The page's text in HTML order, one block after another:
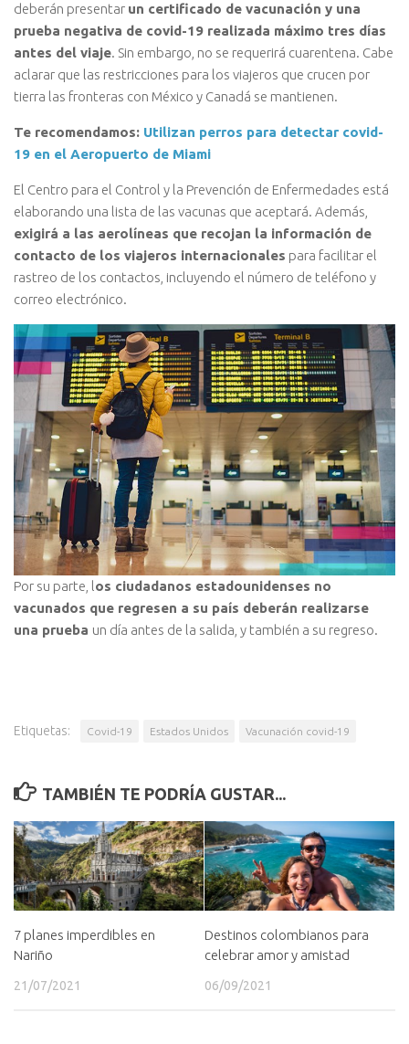
deberán presentar un certificado de vacunación y una
prueba negativa de covid-19 realizada máximo tres días
antes del viaje. Sin embargo, no se requerirá cuarentena. Cabe
aclarar que las restricciones para los viajeros que crucen por
tierra las fronteras con México y Canadá se mantienen.
Te recomendamos: Utilizan perros para detectar covid-
19 en el Aeropuerto de Miami
El Centro para el Control y la Prevención de Enfermedades está
elaborando una lista de las vacunas que aceptará. Además,
exigirá a las aerolíneas que recojan la información de
contacto de los viajeros internacionales para facilitar el
rastreo de los contactos, incluyendo el número de teléfono y
correo electrónico.
Por su parte, los ciudadanos estadounidenses no
vacunados que regresen a su país deberán realizarse
una prueba un día antes de la salida, y también a su regreso.
Etiquetas: Covid-19 Estados Unidos Vacunación covid-19
TAMBIÉN TE PODRÍA GUSTAR...
7 planes imperdibles en
Nariño
21/07/2021
Destinos colombianos para
celebrar amor y amistad
06/09/2021